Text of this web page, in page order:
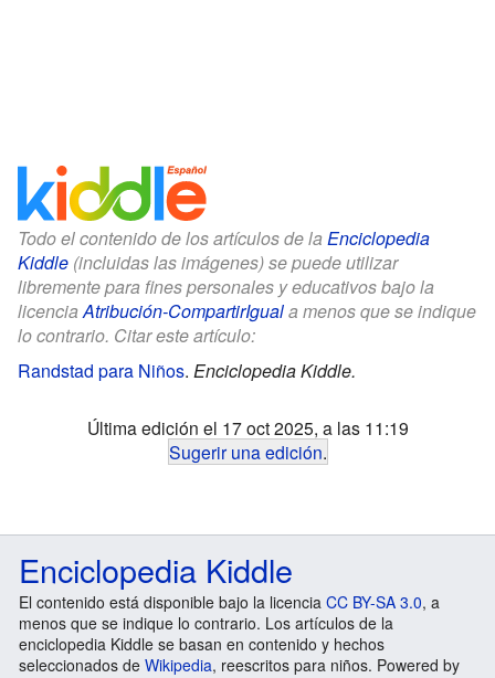
Todo el contenido de los artículos de la Enciclopedia
Kiddle (incluidas las imágenes) se puede utilizar
libremente para fines personales y educativos bajo la
licenciaAtribución-CompartirIguala menos que se indique
lo contrario. Citar este artículo:
Randstad para Niños. Enciclopedia Kiddle.
Última edición el 17 oct 2025, a las 11:19
Sugerir una edición.
Enciclopedia Kiddle
El contenido está disponible bajo la licencia CC BY-SA 3.0, a
menos que se indique lo contrario. Los artículos de la
enciclopedia Kiddle se basan en contenido y hechos
seleccionados de Wikipedia, reescritos para niños. Powered by